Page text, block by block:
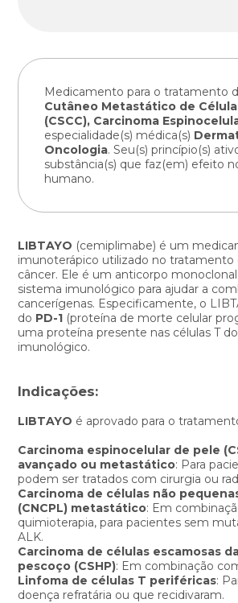
Medicamento para o tratamento
Cutâneo Metastático de
(CSCC), Carcinoma
especialidade(s) médica(s)
Oncologia. Seu(s) princípio(s)
substância(s) que faz(em) efeito
humano.
LIBTAYO (cemiplimabe) é um
imunoterápico utilizado no tratamento
câncer. Ele é um anticorpo
sistema imunológico para ajudar a
cancerígenas. Especificamente, o
do PD-1 (proteína de morte celular
uma proteína presente nas células T
imunológico.
Indicações:
LIBTAYO é aprovado para o
Carcinoma espinocelular de pele
avançado ou metastático: Para
podem ser tratados com cirurgia ou
Carcinoma de células não
(CNCPL) metastático: Em
quimioterapia, para pacientes sem
ALK.
Carcinoma de células escamosas
pescoço (CSHP): Em combinação
Linfoma de células T periféricas:
doença refratária ou que recidivaram.